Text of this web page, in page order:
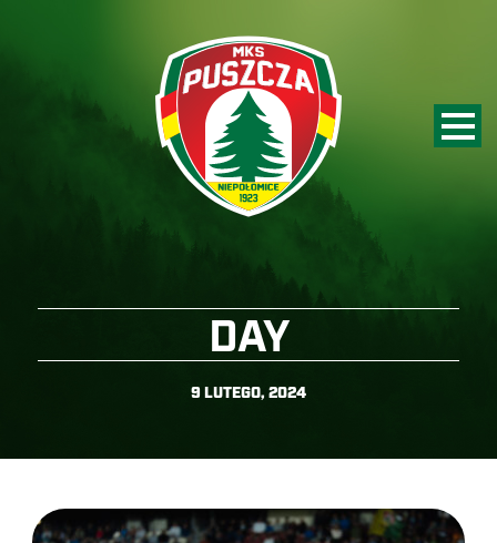
DAY
9 LUTEGO, 2024